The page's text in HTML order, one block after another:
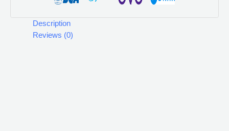
Description
Reviews (0)